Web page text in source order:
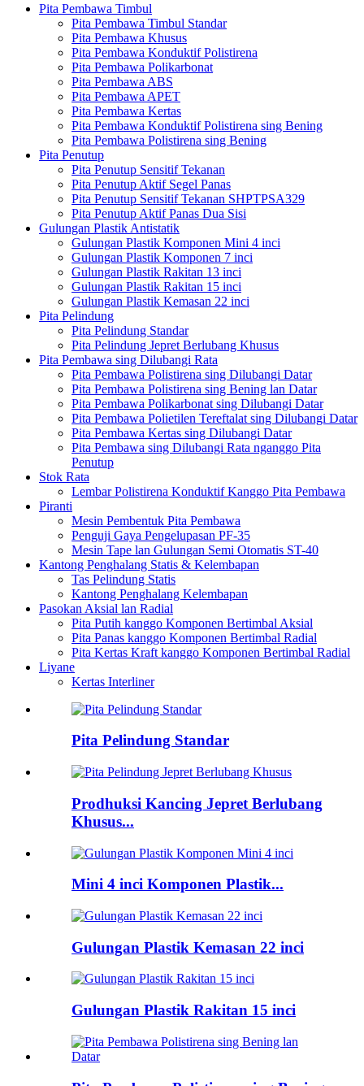
Pita Pembawa Timbul
Pita Pembawa Timbul Standar
Pita Pembawa Khusus
Pita Pembawa Konduktif Polistirena
Pita Pembawa Polikarbonat
Pita Pembawa ABS
Pita Pembawa APET
Pita Pembawa Kertas
Pita Pembawa Konduktif Polistirena sing Bening
Pita Pembawa Polistirena sing Bening
Pita Penutup
Pita Penutup Sensitif Tekanan
Pita Penutup Aktif Segel Panas
Pita Penutup Sensitif Tekanan SHPTPSA329
Pita Penutup Aktif Panas Dua Sisi
Gulungan Plastik Antistatik
Gulungan Plastik Komponen Mini 4 inci
Gulungan Plastik Komponen 7 inci
Gulungan Plastik Rakitan 13 inci
Gulungan Plastik Rakitan 15 inci
Gulungan Plastik Kemasan 22 inci
Pita Pelindung
Pita Pelindung Standar
Pita Pelindung Jepret Berlubang Khusus
Pita Pembawa sing Dilubangi Rata
Pita Pembawa Polistirena sing Dilubangi Datar
Pita Pembawa Polistirena sing Bening lan Datar
Pita Pembawa Polikarbonat sing Dilubangi Datar
Pita Pembawa Polietilen Tereftalat sing Dilubangi Datar
Pita Pembawa Kertas sing Dilubangi Datar
Pita Pembawa sing Dilubangi Rata nganggo Pita
Penutup
Stok Rata
Lembar Polistirena Konduktif Kanggo Pita Pembawa
Piranti
Mesin Pembentuk Pita Pembawa
Penguji Gaya Pengelupasan PF-35
Mesin Tape lan Gulungan Semi Otomatis ST-40
Kantong Penghalang Statis & Kelembapan
Tas Pelindung Statis
Kantong Penghalang Kelembapan
Pasokan Aksial lan Radial
Pita Putih kanggo Komponen Bertimbal Aksial
Pita Panas kanggo Komponen Bertimbal Radial
Pita Kertas Kraft kanggo Komponen Bertimbal Radial
Liyane
Kertas Interliner
Pita Pelindung Standar
Prodhuksi Kancing Jepret Berlubang
Khusus...
Mini 4 inci Komponen Plastik...
Gulungan Plastik Kemasan 22 inci
Gulungan Plastik Rakitan 15 inci